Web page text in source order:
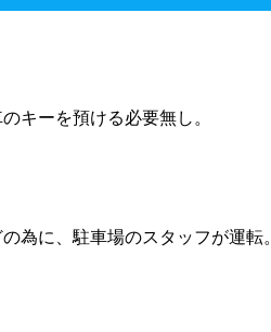
キーを預ける必要無し。
為に、駐車場のスタッフが運転。